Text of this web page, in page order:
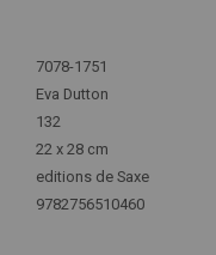
d'infos
7078-1751
Eva Dutton
132
22 x 28 cm
editions de Saxe
9782756510460